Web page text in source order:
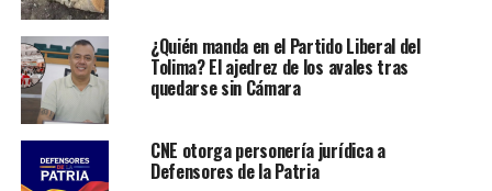
¿Quién manda en el Partido Liberal del
Tolima? El ajedrez de los avales tras
quedarse sin Cámara
CNE otorga personería jurídica a
Defensores de la Patria